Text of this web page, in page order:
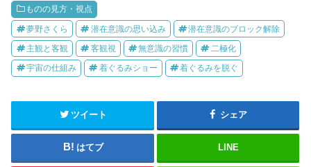
ものの見方・視点
夢野さくら 潜在意識の思い込み 潜在意識のブロック解除
主観と客観 客観視 無意識の習慣 二極化
宇宙の仕組み 着ぐるみショー 着ぐるみを脱ぐ
ツイート シェア
はてブ LINE